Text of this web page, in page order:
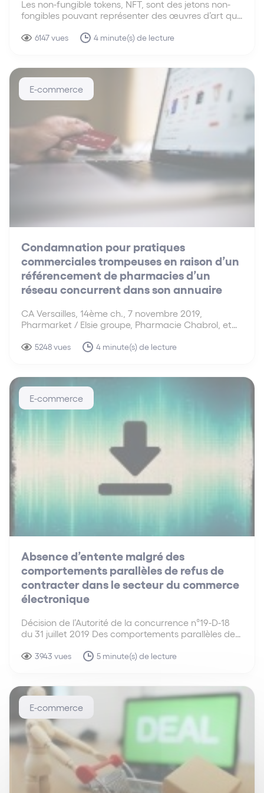
Les non-fungible tokens, NFT, sont des jetons non-
fongibles pouvant représenter des œuvres d’art qui
2014, le NFT est un certificat de propriété unique
6147 vues 4 minute(s) de lecture
E-commerce
Condamnation pour pratiques
commerciales trompeuses en raison d’un
référencement de pharmacies d’un
réseau concurrent dans son annuaire
CA Versailles, 14ème ch., 7 novembre 2019,
Pharmarket / Elsie groupe, Pharmacie Chabrol, et
l’ordonnance de référé condamnant la société
concurrentes…
5248 vues 4 minute(s) de lecture
E-commerce
Absence d’entente malgré des
comportements parallèles de refus de
contracter dans le secteur du commerce
électronique
Décision de l’Autorité de la concurrence n°19-D-18
du 31 juillet 2019 Des comportements parallèles de
plupart des acteurs du marché ne constituent pas
3943 vues 5 minute(s) de lecture
E-commerce